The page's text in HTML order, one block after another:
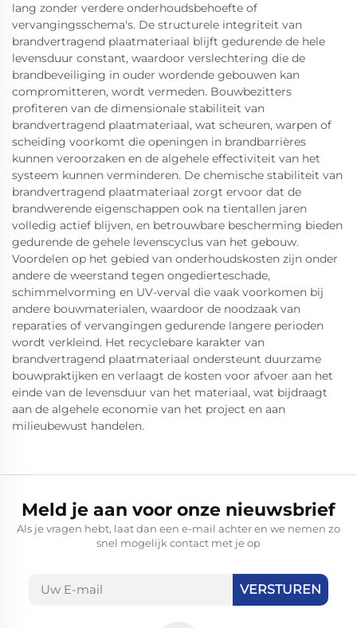
lang zonder verdere onderhoudsbehoefte of
vervangingsschema's. De structurele integriteit van
brandvertragend plaatmateriaal blijft gedurende de hele
levensduur constant, waardoor verslechtering die de
brandbeveiliging in ouder wordende gebouwen kan
compromitteren, wordt vermeden. Bouwbezitters
profiteren van de dimensionale stabiliteit van
brandvertragend plaatmateriaal, wat scheuren, warpen of
scheiding voorkomt die openingen in brandbarrières
kunnen veroorzaken en de algehele effectiviteit van het
systeem kunnen verminderen. De chemische stabiliteit van
brandvertragend plaatmateriaal zorgt ervoor dat de
brandwerende eigenschappen ook na tientallen jaren
volledig actief blijven, en betrouwbare bescherming bieden
gedurende de gehele levenscyclus van het gebouw.
Voordelen op het gebied van onderhoudskosten zijn onder
andere de weerstand tegen ongedierteschade,
schimmelvorming en UV-verval die vaak voorkomen bij
andere bouwmaterialen, waardoor de noodzaak van
reparaties of vervangingen gedurende langere perioden
wordt verkleind. Het recyclebare karakter van
brandvertragend plaatmateriaal ondersteunt duurzame
bouwpraktijken en verlaagt de kosten voor afvoer aan het
einde van de levensduur van het materiaal, wat bijdraagt
aan de algehele economie van het project en aan
milieubewust handelen.
Meld je aan voor onze nieuwsbrief
Als je vragen hebt, laat dan een e-mail achter en we nemen zo
snel mogelijk contact met je op
VERSTUREN